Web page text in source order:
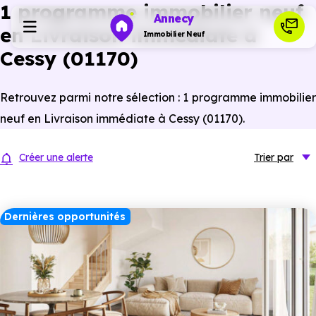
Annecy
Immobilier Neuf
Actualités
Ressources
Financer
1 programme immobilier neuf
en Livraison immédiate à
Cessy (01170)
Retrouvez parmi notre sélection : 1 programme immobilier
neuf en Livraison immédiate à Cessy (01170).
Créer une alerte Trier par
Dernières opportunités